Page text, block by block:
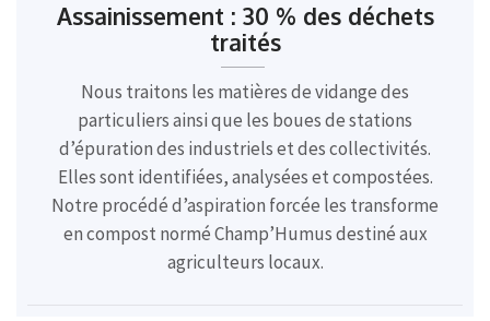
Assainissement : 30 % des déchets
traités
Nous traitons les matières de vidange des
particuliers ainsi que les boues de stations
d’épuration des industriels et des collectivités.
Elles sont identifiées, analysées et compostées.
Notre procédé d’aspiration forcée les transforme
en compost normé Champ’Humus destiné aux
agriculteurs locaux.